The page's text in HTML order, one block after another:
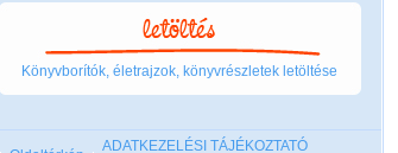
Könyvborítók, életrajzok, könyvrészletek letöltése
ADATKEZELÉSI TÁJÉKOZTATÓ